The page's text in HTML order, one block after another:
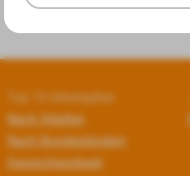
Top 10 Arbeitgeber
Nach Städten
Nach Bundesländern
Deutschlandweit